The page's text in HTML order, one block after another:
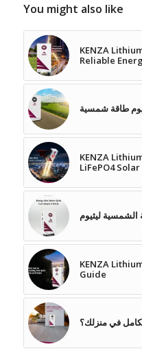
You might also like
KENZA
Reliable
طاقة شمسية
KENZA
LiFePO4
KENZA
Guide
في منزلك؟